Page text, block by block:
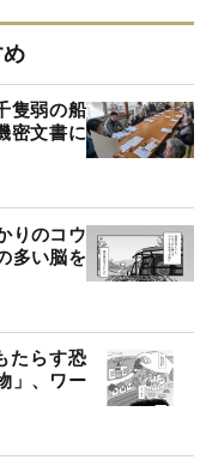
隻弱の船
密文書に
りのコウ
多い脳を
たらす恐
」、ワー